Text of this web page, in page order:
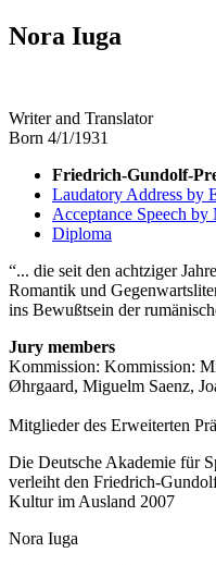
Nora Iuga
Writer and Translator
Born 4/1/1931
Friedrich-Gundolf-
Laudatory Address by
Acceptance Speech by
Diploma
... die seit den achtziger
Romantik und
ins Bewußtsein der
Jury members
Kommission: Kommission:
Øhrgaard, Miguelm Saenz,
Mitglieder des Erweiterten
Die Deutsche Akademie für
verleiht den Friedrich-
Kultur im Ausland 2007
Nora Iuga